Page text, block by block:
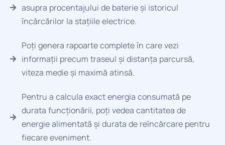
asupra procentajului de baterie și istoricul
încărcărilor la stațiile electrice.
Poți genera rapoarte complete în care vezi
informații precum traseul și distanța parcursă,
viteza medie și maximă atinsă.
Pentru a calcula exact energia consumată pe
durata funcționării, poți vedea cantitatea de
energie alimentată și durata de reîncărcare pentru
fiecare eveniment.